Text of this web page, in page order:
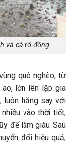
và cá rô đồng.
quê nghèo, từ
ao, lớn lên lập gia
luôn hăng say với
vào thời tiết,
để làm giàu. Sau
đổi hiệu quả,